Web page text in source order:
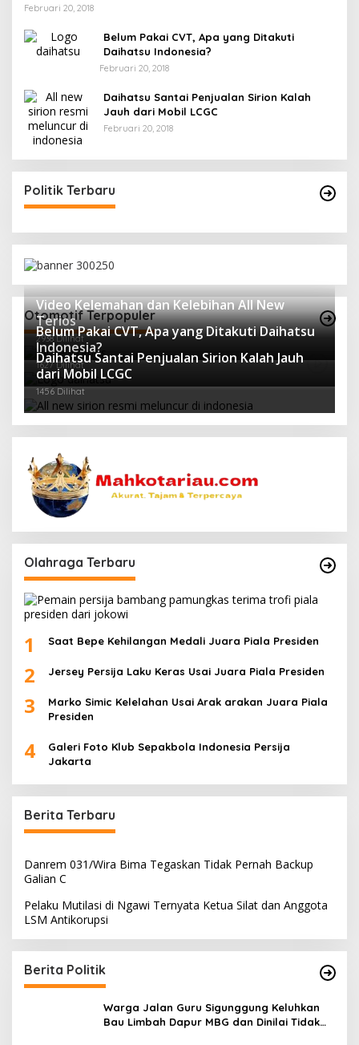
Februari 20, 2018
Belum Pakai CVT, Apa yang Ditakuti
Daihatsu Indonesia?
Februari 20, 2018
Daihatsu Santai Penjualan Sirion Kalah
Jauh dari Mobil LCGC
Februari 20, 2018
Politik Terbaru
Otomotif Terpopuler
Video Kelemahan dan Kelebihan All New
Terios
2938 Dilihat
Belum Pakai CVT, Apa yang Ditakuti Daihatsu
Indonesia?
1627 Dilihat
Daihatsu Santai Penjualan Sirion Kalah Jauh
dari Mobil LCGC
1456 Dilihat
Olahraga Terbaru
1 Saat Bepe Kehilangan Medali Juara Piala Presiden
2 Jersey Persija Laku Keras Usai Juara Piala Presiden
3
Marko Simic Kelelahan Usai Arak arakan Juara Piala
Presiden
4
Galeri Foto Klub Sepakbola Indonesia Persija
Jakarta
Berita Terbaru
Danrem 031/Wira Bima Tegaskan Tidak Pernah Backup
Galian C
Pelaku Mutilasi di Ngawi Ternyata Ketua Silat dan Anggota
LSM Antikorupsi
Berita Politik
Warga Jalan Guru Sigunggung Keluhkan
Bau Limbah Dapur MBG dan Dinilai Tidak